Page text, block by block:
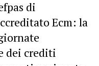
di
Ecm: la
dei crediti